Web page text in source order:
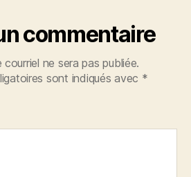
commentaire
ne sera pas publiée.
sont indiqués avec *